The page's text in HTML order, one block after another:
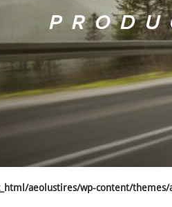
aeolustires/wp-content/